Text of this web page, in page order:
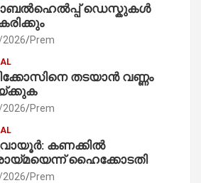
ഡെസ്കുകൾ
Prem
തടയാൻ വണ്ണം
Prem
കണക്കിൽ
ഹൈക്കോടതി
Prem